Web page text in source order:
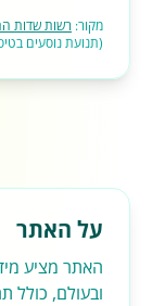
מקור: רשות שדות התעופה –
(תנועת נוסעים
על האתר
האתר מציע
ובעולם, כולל